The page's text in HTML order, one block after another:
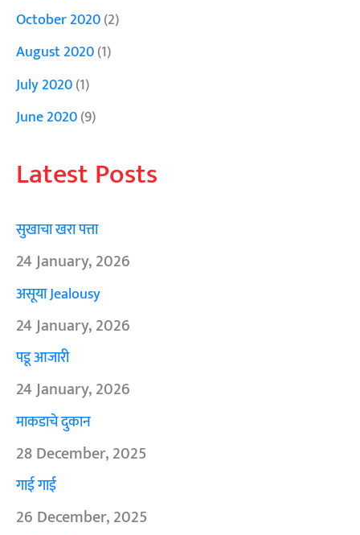
October 2020(2)
August 2020(1)
July 2020(1)
June 2020(9)
Latest Posts
सुखाचा खरा पत्ता
24 January, 2026
असूया Jealousy
24 January, 2026
पडू आजारी
24 January, 2026
माकडाचे दुकान
28 December, 2025
गाई गाई
26 December, 2025